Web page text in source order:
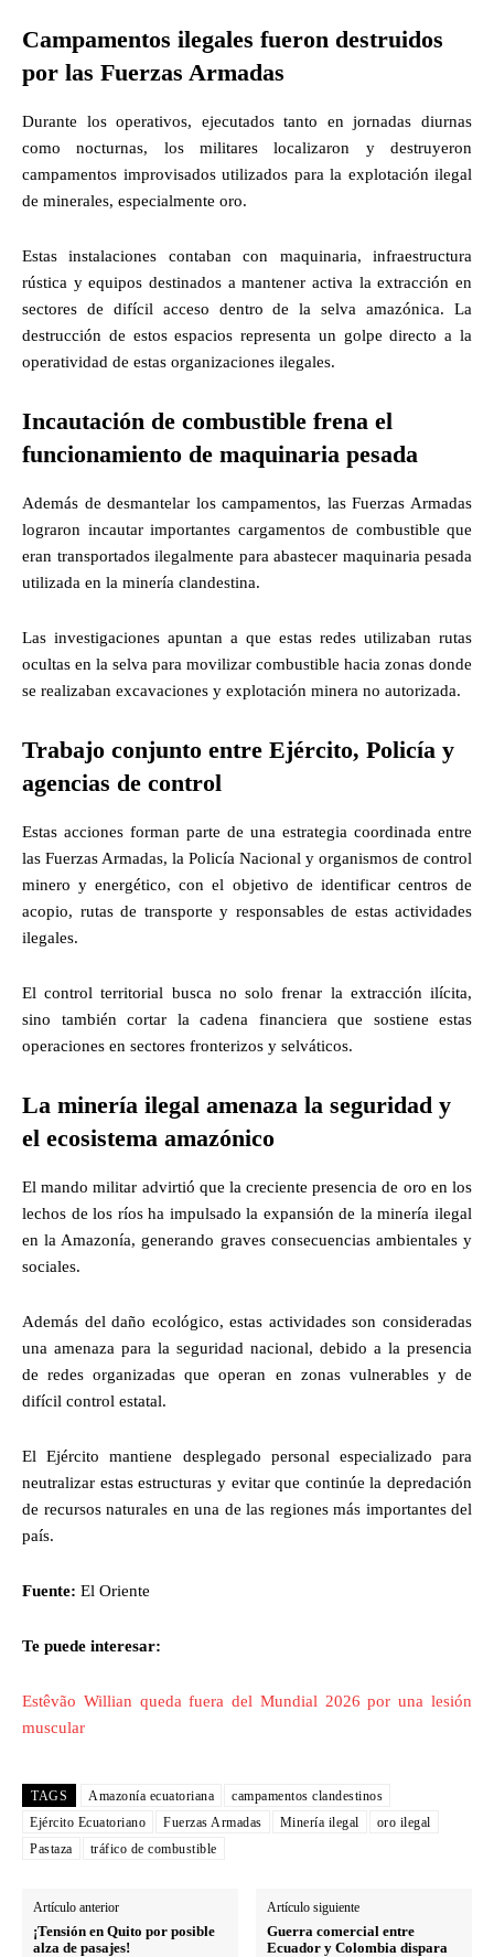
Campamentos ilegales fueron destruidos
por las Fuerzas Armadas
Durante los operativos, ejecutados tanto en jornadas diurnas
como nocturnas, los militares localizaron y destruyeron
campamentos improvisados utilizados para la explotación ilegal
de minerales, especialmente oro.
Estas instalaciones contaban con maquinaria, infraestructura
rústica y equipos destinados a mantener activa la extracción en
sectores de difícil acceso dentro de la selva amazónica. La
destrucción de estos espacios representa un golpe directo a la
operatividad de estas organizaciones ilegales.
Incautación de combustible frena el
funcionamiento de maquinaria pesada
Además de desmantelar los campamentos, las Fuerzas Armadas
lograron incautar importantes cargamentos de combustible que
eran transportados ilegalmente para abastecer maquinaria pesada
utilizada en la minería clandestina.
Las investigaciones apuntan a que estas redes utilizaban rutas
ocultas en la selva para movilizar combustible hacia zonas donde
se realizaban excavaciones y explotación minera no autorizada.
Trabajo conjunto entre Ejército, Policía y
agencias de control
Estas acciones forman parte de una estrategia coordinada entre
las Fuerzas Armadas, la Policía Nacional y organismos de control
minero y energético, con el objetivo de identificar centros de
acopio, rutas de transporte y responsables de estas actividades
ilegales.
El control territorial busca no solo frenar la extracción ilícita,
sino también cortar la cadena financiera que sostiene estas
operaciones en sectores fronterizos y selváticos.
La minería ilegal amenaza la seguridad y
el ecosistema amazónico
El mando militar advirtió que la creciente presencia de oro en los
lechos de los ríos ha impulsado la expansión de la minería ilegal
en la Amazonía, generando graves consecuencias ambientales y
sociales.
Además del daño ecológico, estas actividades son consideradas
una amenaza para la seguridad nacional, debido a la presencia
de redes organizadas que operan en zonas vulnerables y de
difícil control estatal.
El Ejército mantiene desplegado personal especializado para
neutralizar estas estructuras y evitar que continúe la depredación
de recursos naturales en una de las regiones más importantes del
país.
Fuente: El Oriente
Te puede interesar:
Estêvão Willian queda fuera del Mundial 2026 por una lesión
muscular
TAGS Amazonía ecuatoriana
campamentos clandestinos
Ejército Ecuatoriano
Fuerzas Armadas Minería ilegal
oro ilegal
Pastaza
tráfico de combustible
Artículo anterior
¡Tensión en Quito por posible
alza de pasajes!
Artículo siguiente
Guerra comercial entre
Ecuador y Colombia dispara